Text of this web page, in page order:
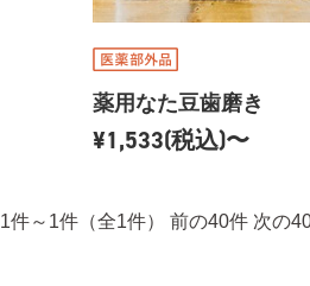
薬用なた豆歯磨き
¥1,533(税込)〜
1件～1件（全1件） 前の